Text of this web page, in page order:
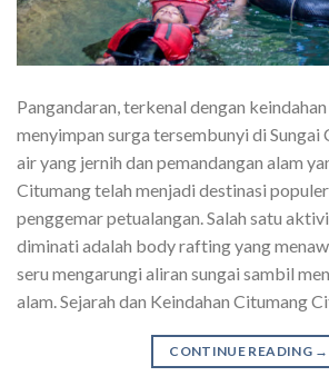
Pangandaran, terkenal dengan
menyimpan surga tersembunyi di Sungai
air yang jernih dan pemandangan alam
Citumang telah menjadi destinasi
penggemar petualangan. Salah satu
diminati adalah body rafting yang
seru mengarungi aliran sungai sambil
alam. Sejarah dan Keindahan Citumang
CONTINUE READING →